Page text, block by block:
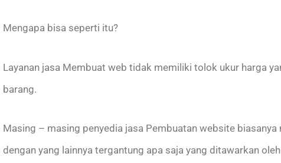
Mengapa bisa seperti itu?
Layanan jasa Membuat web tidak memiliki tolok ukur harga
barang.
Masing – masing penyedia jasa Pembuatan website
dengan yang lainnya tergantung apa saja yang ditawarkan